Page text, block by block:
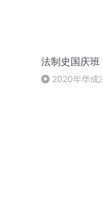
法制史国庆班
2020年华成